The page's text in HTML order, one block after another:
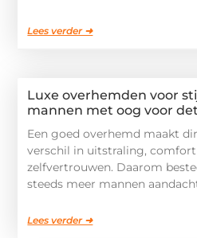
Lees verder ➜
Luxe overhemden voor
mannen met oog voor
Een goed overhemd maakt
verschil in uitstraling, comfort
zelfvertrouwen. Daarom
steeds meer mannen
Lees verder ➜